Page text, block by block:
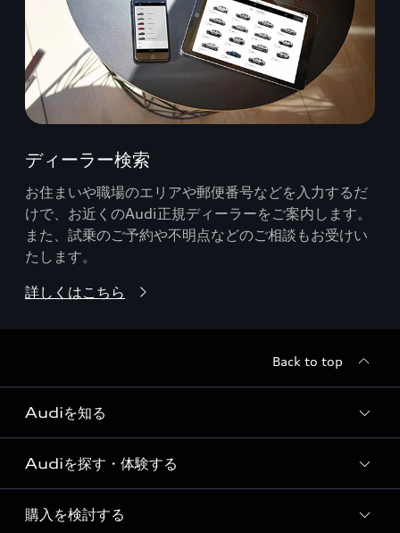
ディーラー検索
お住まいや職場のエリアや郵便番号などを入力するだ
けで、お近くのAudi正規ディーラーをご案内します。
また、試乗のご予約や不明点などのご相談もお受けい
たします。
詳しくはこちら
Back to top
Audiを知る
Audi ブランド
Story of Progress
Audiを探す・体験する
ディーラー検索
購入を検討する